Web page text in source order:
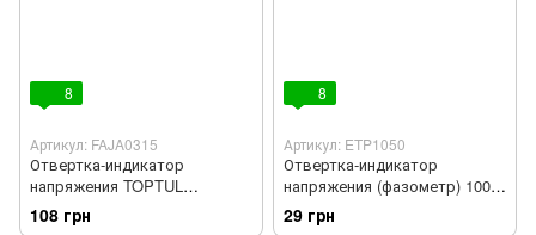
8
Артикул: FAJA0315
Отвертка-индикатор
напряжения TOPTUL
FAJA0315
108 грн
8
Артикул: ETP1050
Отвертка-индикатор
напряжения (фазометр) 100-
500В СТАНДАРТ ETP1050
29 грн